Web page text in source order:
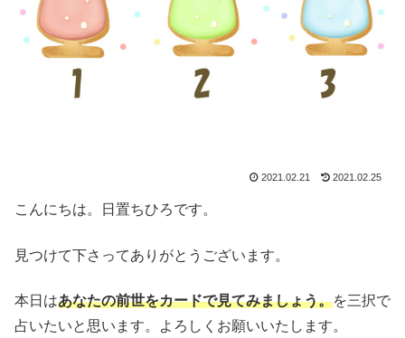
2021.02.21 2021.02.25
こんにちは。日置ちひろです。
見つけて下さってありがとうございます。
本日はあなたの前世をカードで見てみましょう。を三択で
占いたいと思います。よろしくお願いいたします。